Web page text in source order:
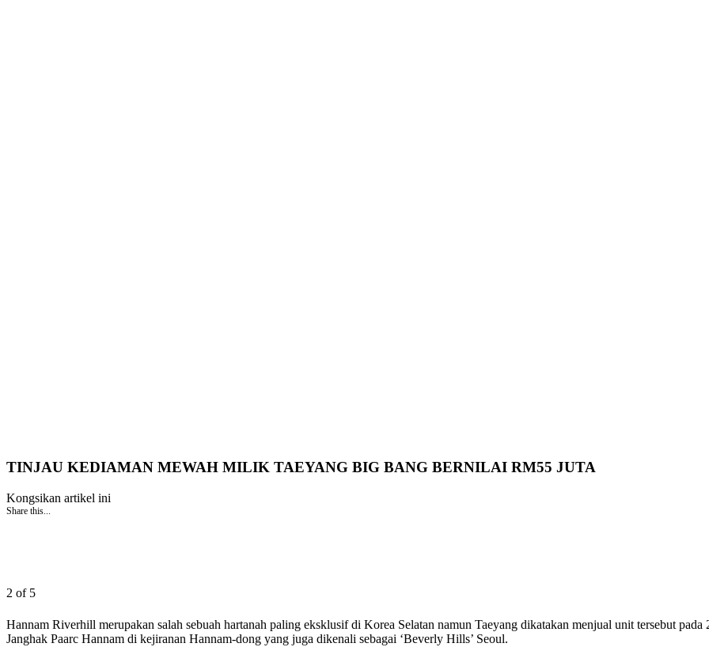
TINJAU KEDIAMAN MEWAH MILIK TAEYANG BIG BANG BERNILAI RM55 JUTA
Kongsikan artikel ini
Share this...
2 of 5
Hannam Riverhill merupakan salah sebuah hartanah paling eksklusif di Korea Selatan namun Taeyang dikatakan menjual unit tersebut
Janghak Paarc Hannam di kejiranan Hannam-dong yang juga dikenali sebagai ‘Beverly Hills’ Seoul.